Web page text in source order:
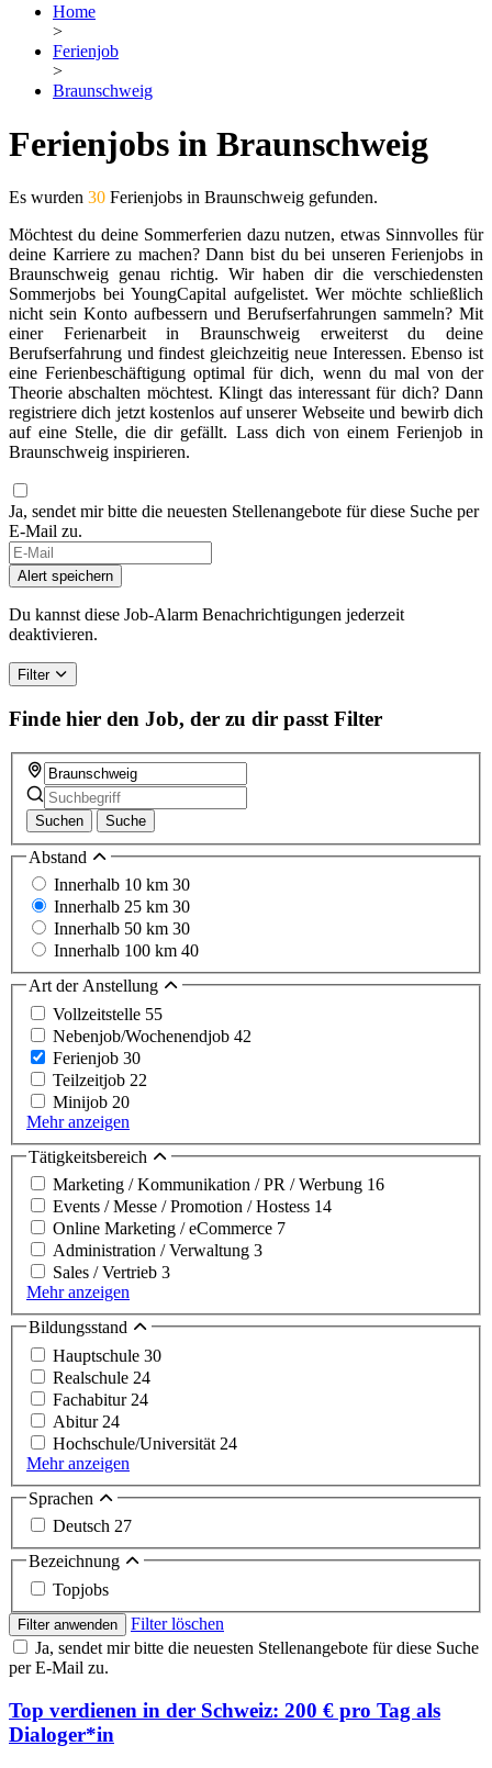
Home
>
Ferienjob
>
Braunschweig
Ferienjobs in Braunschweig
Es wurden 30 Ferienjobs in Braunschweig gefunden.
Möchtest du deine Sommerferien dazu nutzen, etwas Sinnvolles für
deine Karriere zu machen? Dann bist du bei unseren Ferienjobs in
Braunschweig genau richtig. Wir haben dir die verschiedensten
Sommerjobs bei YoungCapital aufgelistet. Wer möchte schließlich
nicht sein Konto aufbessern und Berufserfahrungen sammeln? Mit
einer Ferienarbeit in Braunschweig erweiterst du deine
Berufserfahrung und findest gleichzeitig neue Interessen. Ebenso ist
eine Ferienbeschäftigung optimal für dich, wenn du mal von der
Theorie abschalten möchtest. Klingt das interessant für dich? Dann
registriere dich jetzt kostenlos auf unserer Webseite und bewirb dich
auf eine Stelle, die dir gefällt. Lass dich von einem Ferienjob in
Braunschweig inspirieren.
Ja, sendet mir bitte die neuesten Stellenangebote für diese Suche per
E-Mail zu.
If
you
are
a
human,
this
field
Alert speichern
Du kannst diese Job-Alarm Benachrichtigungen jederzeit
deaktivieren.
Filter
Finde hier den Job, der zu dir passt Filter
Suchen Suche
Abstand
Innerhalb 10 km 30
Innerhalb 25 km 30
Innerhalb 50 km 30
Innerhalb 100 km 40
Art der Anstellung
Vollzeitstelle 55
Nebenjob/Wochenendjob 42
Ferienjob 30
Teilzeitjob 22
Minijob 20
Mehr anzeigen
Tätigkeitsbereich
Marketing / Kommunikation / PR / Werbung 16
Events / Messe / Promotion / Hostess 14
Online Marketing / eCommerce 7
Administration / Verwaltung 3
Sales / Vertrieb 3
Mehr anzeigen
Bildungsstand
Hauptschule 30
Realschule 24
Fachabitur 24
Abitur 24
Hochschule/Universität 24
Mehr anzeigen
Sprachen
Deutsch 27
Bezeichnung
Topjobs
Filter anwenden
Filter löschen
Ja, sendet mir bitte die neuesten Stellenangebote für diese Suche
per E-Mail zu.
Top verdienen in der Schweiz: 200 € pro Tag als
Dialoger*in